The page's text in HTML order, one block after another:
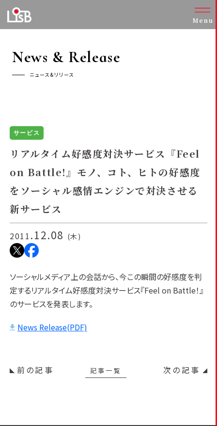
Menu
News & Release
ニュース&リリース
サービス
リアルタイム好感度対決サービス『Feel
on Battle!』モノ、コト、ヒトの好感度
をソーシャル感情エンジンで対決させる
新サービス
2011 .12.08 (木)
ソーシャルメディア上の会話から、今この瞬間の好感度を判
定するリアルタイム好感度対決サービス『Feel on Battle！』
のサービスを発表します。
News Release(PDF)
前の記事 次の記事
記事一覧